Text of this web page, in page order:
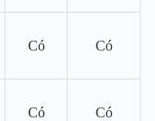
Có Có
Có Có